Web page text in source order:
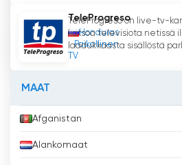
TeleProgreso
Honduras
Paikallinen
TV
TeleProgreso on live-tv-
katsoa televisiota netissä
laadukkaasta sisällöstä
MAAT
Afganistan
Alankomaat